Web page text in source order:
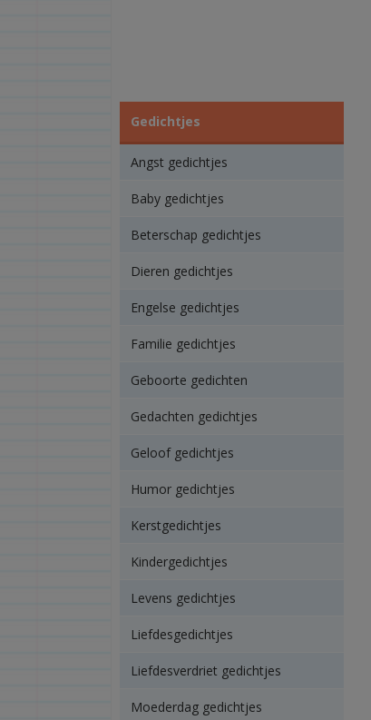
Gedichtjes
Angst gedichtjes
Baby gedichtjes
Beterschap gedichtjes
Dieren gedichtjes
Engelse gedichtjes
Familie gedichtjes
Geboorte gedichten
Gedachten gedichtjes
Geloof gedichtjes
Humor gedichtjes
Kerstgedichtjes
Kindergedichtjes
Levens gedichtjes
Liefdesgedichtjes
Liefdesverdriet gedichtjes
Moederdag gedichtjes